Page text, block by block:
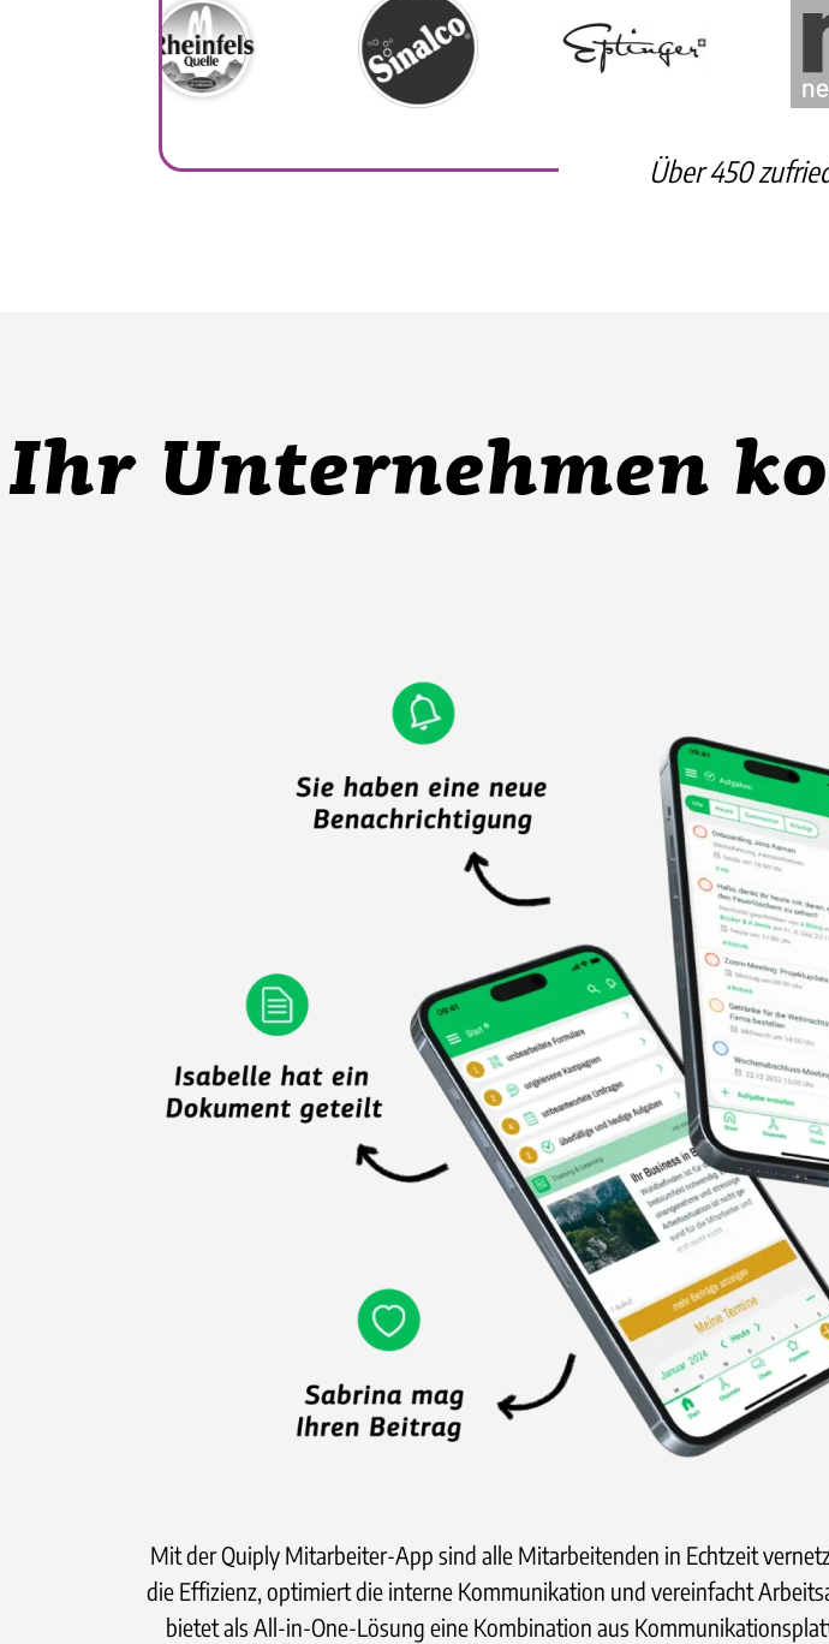
Über 450
Ihr Unternehmen
Mit der Quiply Mitarbeiter-App sind alle Mitarbeitenden in Echtzeit
die Effizienz, optimiert die interne Kommunikation und vereinfacht
bietet als All-in-One-Lösung eine Kombination aus